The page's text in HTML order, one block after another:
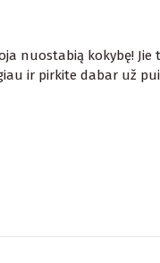
nuostabią kokybę!
ir pirkite dabar už